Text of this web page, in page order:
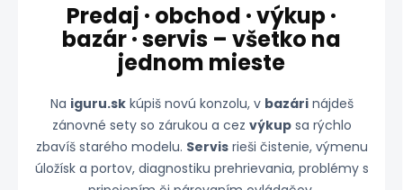
Predaj · obchod · výkup ·
bazár · servis – všetko na
jednom mieste
Na iguru.skkúpiš novú konzolu, v bazárinájdeš
zánovné sety so zárukou a cez výkupsa rýchlo
zbavíš starého modelu. Servisrieši čistenie, výmenu
úložísk a portov, diagnostiku prehrievania, problémy s